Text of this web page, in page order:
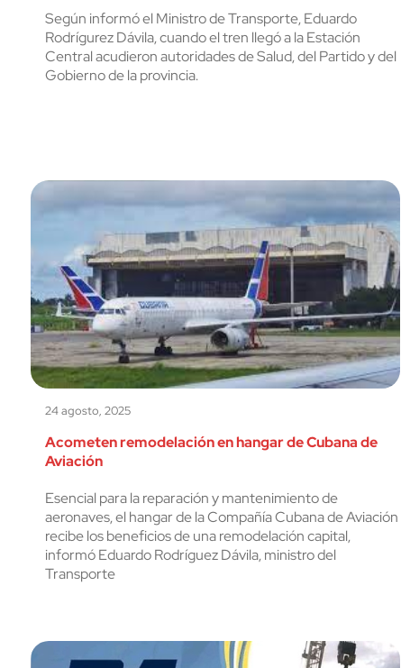
Según informó el Ministro de Transporte, Eduardo
Rodrígurez Dávila, cuando el tren llegó a la Estación
Central acudieron autoridades de Salud, del Partido y del
Gobierno de la provincia.
24 agosto, 2025
Acometen remodelación en hangar de Cubana de
Aviación
Esencial para la reparación y mantenimiento de
aeronaves, el hangar de la Compañía Cubana de Aviación
recibe los beneficios de una remodelación capital,
informó Eduardo Rodríguez Dávila, ministro del
Transporte